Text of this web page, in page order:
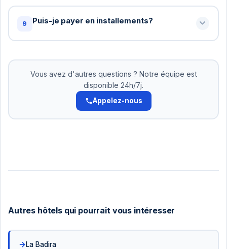
Oui! Pour les groupes de 10+ personnes, nous
offrons des tarifs spéciaux. Contactez-nous pour
9 Puis-je payer en installements?
nous acceptons le paiement en 2-3 versements.
Pas d'intérêts. Organisez cela avec notre équipe.
Vous avez d'autres questions ? Notre équipe est
disponible 24h/7j.
Appelez-nous
Autres hôtels qui pourrait vous intéresser
La Badira